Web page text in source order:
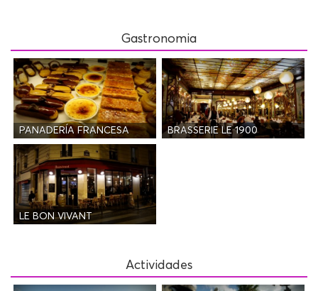
Gastronomia
PANADERÍA FRANCESA BRASSERIE LE 1900
LE BON VIVANT
Actividades